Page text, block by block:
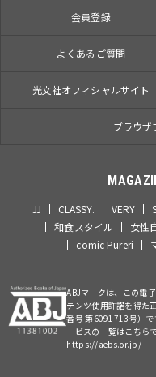
会員登録
よくあるご質問
光文社オフィシャルサイト
ブラウザ
JJ CLASSY. VERY
和食スタイル
女性
comic Pureri
ABJマークは、この電
テンツ使用許諾を得た
番号 第6091713号）で
ービスの一覧はこちらで
https://aebs.or.jp/